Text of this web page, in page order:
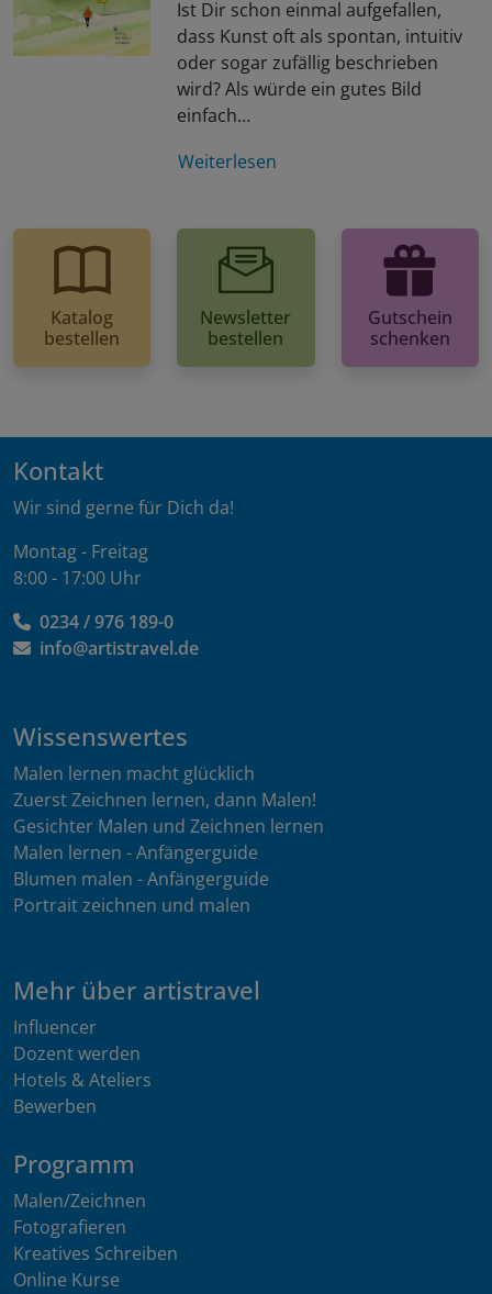
Ist Dir schon einmal aufgefallen,
dass Kunst oft als spontan, intuitiv
oder sogar zufällig beschrieben
wird? Als würde ein gutes Bild
einfach…
Weiterlesen
Katalog
bestellen
Newsletter
bestellen
Gutschein
schenken
Kontakt
Wir sind gerne für Dich da!
Montag - Freitag
8:00 - 17:00 Uhr
0234 / 976 189-0
info@artistravel.de
Wissenswertes
Malen lernen macht glücklich
Zuerst Zeichnen lernen, dann Malen!
Gesichter Malen und Zeichnen lernen
Malen lernen - Anfängerguide
Blumen malen - Anfängerguide
Portrait zeichnen und malen
Mehr über artistravel
Influencer
Dozent werden
Hotels & Ateliers
Bewerben
Programm
Malen/Zeichnen
Fotografieren
Kreatives Schreiben
Online Kurse